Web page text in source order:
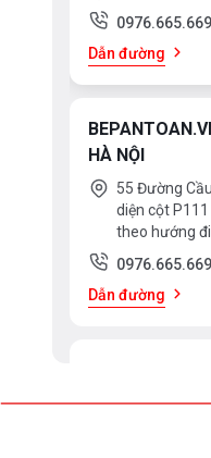
0976.665.669
Dẫn đường
HÀ NỘI
55 Đường
diện cột
theo hướng
0976.665.669
Dẫn đường